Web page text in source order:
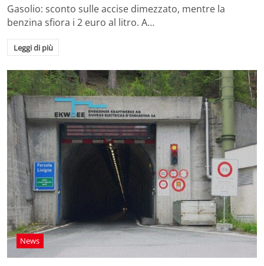
Gasolio: sconto sulle accise dimezzato, mentre la
benzina sfiora i 2 euro al litro. A…
Leggi di più
News